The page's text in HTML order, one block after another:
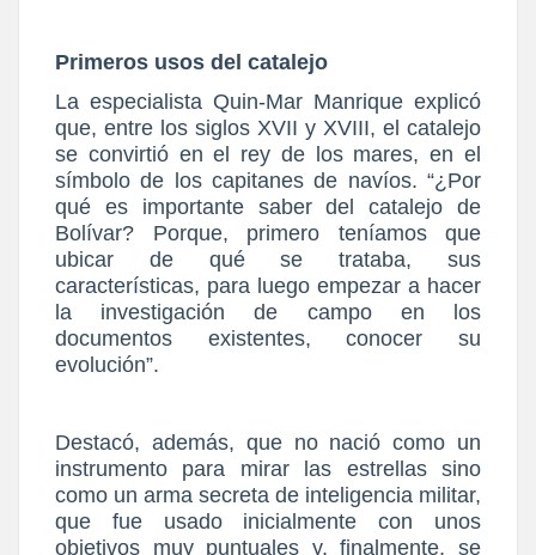
Primeros usos del catalejo
La especialista Quin-Mar Manrique explicó
que, entre los siglos XVII y XVIII, el catalejo
se convirtió en el rey de los mares, en el
símbolo de los capitanes de navíos. “¿Por
qué es importante saber del catalejo de
Bolívar? Porque, primero teníamos que
ubicar de qué se trataba, sus
características, para luego empezar a hacer
la investigación de campo en los
documentos existentes, conocer su
evolución”.
Destacó, además, que no nació como un
instrumento para mirar las estrellas sino
como un arma secreta de inteligencia militar,
que fue usado inicialmente con unos
objetivos muy puntuales y, finalmente, se